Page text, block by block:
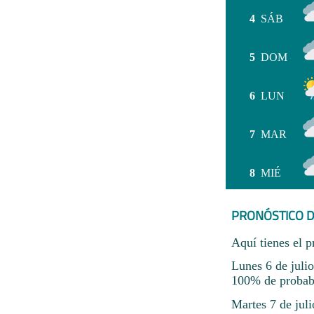
4 SÁB
5 DOM
6 LUN
7 MAR
8 MIÉ
PRONÓSTICO
Aquí tienes el
Lunes 6 de
100% de
Martes 7 de